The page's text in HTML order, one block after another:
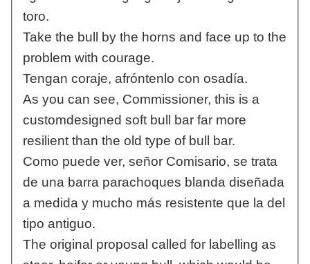
toro.
Take the bull by the horns and face up to the
problem with courage.
Tengan coraje, afróntenlo con osadía.
As you can see, Commissioner, this is a
customdesigned soft bull bar far more
resilient than the old type of bull bar.
Como puede ver, señor Comisario, se trata
de una barra parachoques blanda diseñada
a medida y mucho más resistente que la del
tipo antiguo.
The original proposal called for labelling as